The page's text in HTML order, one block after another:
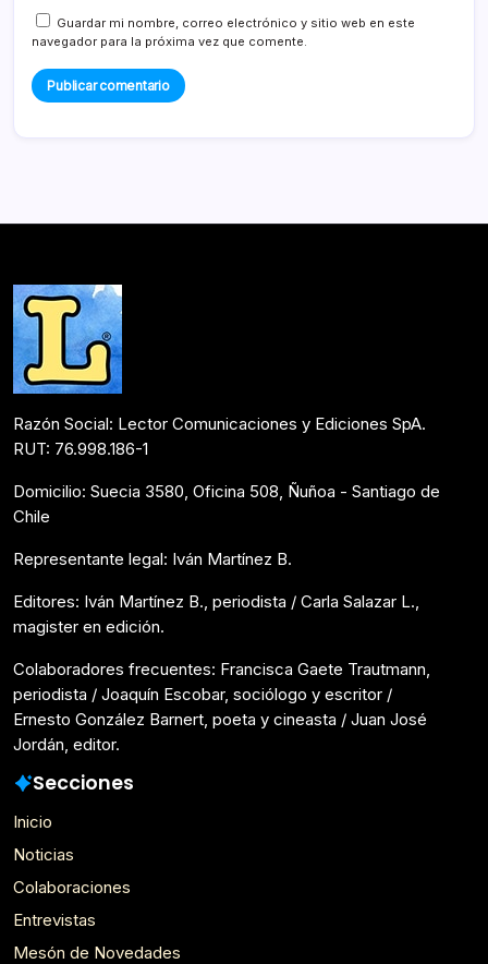
Guardar mi nombre, correo electrónico y sitio web en este
navegador para la próxima vez que comente.
Razón Social: Lector Comunicaciones y Ediciones SpA.
RUT: 76.998.186-1
Domicilio: Suecia 3580, Oficina 508, Ñuñoa - Santiago de
Chile
Representante legal: Iván Martínez B.
Editores: Iván Martínez B., periodista / Carla Salazar L.,
magister en edición.
Colaboradores frecuentes: Francisca Gaete Trautmann,
periodista / Joaquín Escobar, sociólogo y escritor /
Ernesto González Barnert, poeta y cineasta / Juan José
Jordán, editor.
Secciones
Inicio
Noticias
Colaboraciones
Entrevistas
Mesón de Novedades